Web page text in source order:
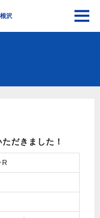
沢
だきました！
R